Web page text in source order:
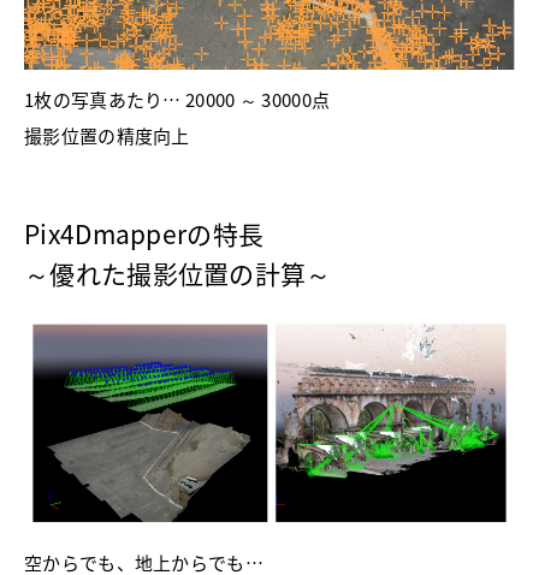
1枚の写真あたり… 20000 ～ 30000点
撮影位置の精度向上
Pix4Dmapperの特長
～優れた撮影位置の計算～
空からでも、地上からでも…